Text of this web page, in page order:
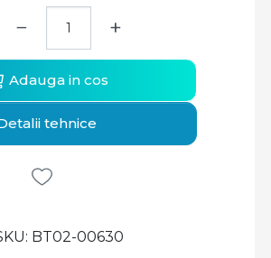
BT02-00630
− +
Adauga in cos
tehnice